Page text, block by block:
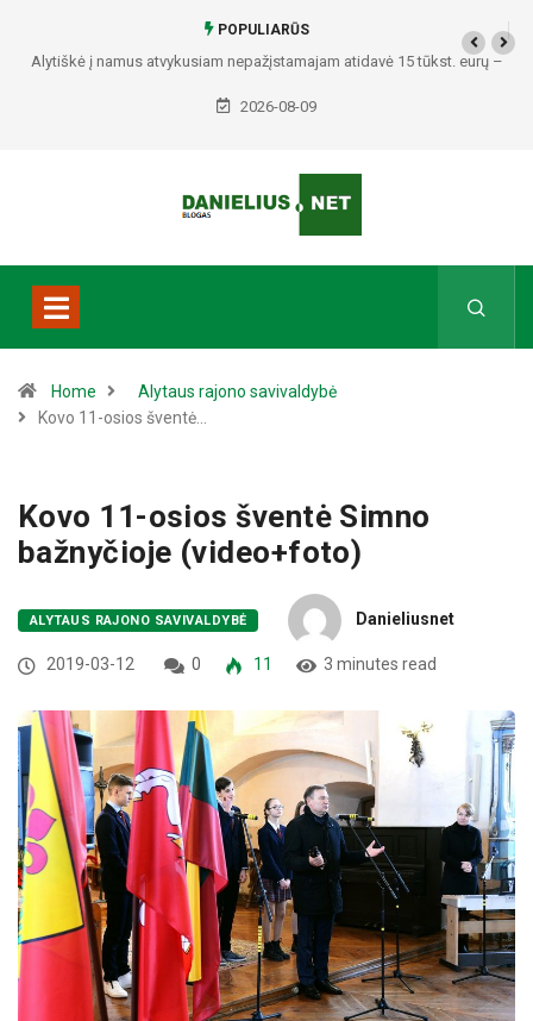
POPULIARŪS
Alytiškė į namus atvykusiam nepažįstamajam atidavė 15 tūkst. eurų –
policija pradėjo tyrimą
2026-08-09
Home
Alytaus rajono savivaldybė
Kovo 11-osios šventė…
Kovo 11-osios šventė Simno
bažnyčioje (video+foto)
ALYTAUS RAJONO SAVIVALDYBĖ Danieliusnet
2019-03-12 0 11 3 minutes read